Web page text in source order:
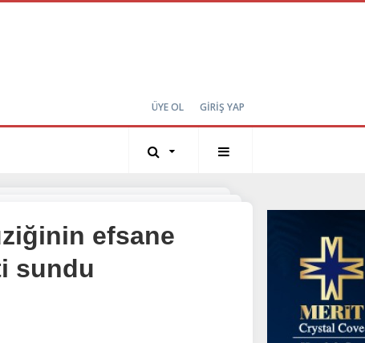
ÜYE OL GİRİŞ YAP
efsane
sundu